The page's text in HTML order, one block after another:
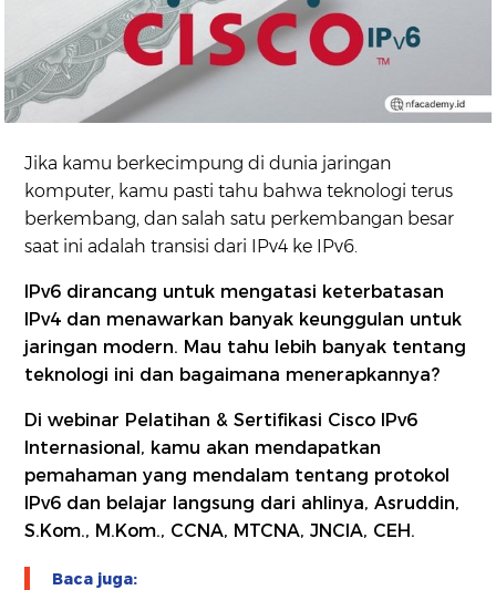
Jika kamu berkecimpung di dunia jaringan
komputer, kamu pasti tahu bahwa teknologi terus
berkembang, dan salah satu perkembangan besar
saat ini adalah transisi dari IPv4 ke IPv6.
IPv6 dirancang untuk mengatasi keterbatasan
IPv4 dan menawarkan banyak keunggulan untuk
jaringan modern. Mau tahu lebih banyak tentang
teknologi ini dan bagaimana menerapkannya?
Di webinar Pelatihan & Sertifikasi Cisco IPv6
Internasional, kamu akan mendapatkan
pemahaman yang mendalam tentang protokol
IPv6 dan belajar langsung dari ahlinya, Asruddin,
S.Kom., M.Kom., CCNA, MTCNA, JNCIA, CEH.
Baca juga: